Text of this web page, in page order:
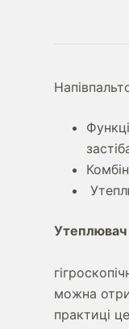
Утеплювач
можна
практиці